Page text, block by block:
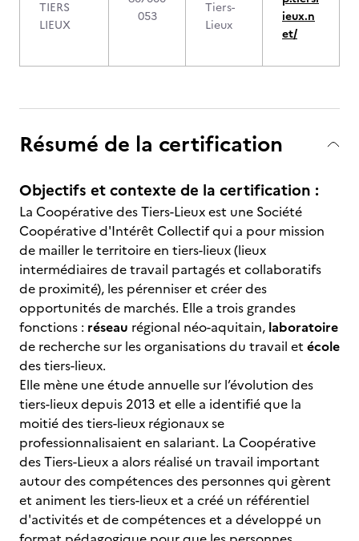
TIERS
LIEUX
053
Tiers-
Lieux
ieux.n
et/
Résumé de la certification
Objectifs et contexte de la certification :
La Coopérative des Tiers-Lieux est une Société
Coopérative d'Intérêt Collectif qui a pour mission
de mailler le territoire en tiers-lieux (lieux
intermédiaires de travail partagés et collaboratifs
de proximité), les pérenniser et créer des
opportunités de marchés. Elle a trois grandes
fonctions : réseau régional néo-aquitain, laboratoire
de recherche sur les organisations du travail et école
des tiers-lieux.
Elle mène une étude annuelle sur l’évolution des
tiers-lieux depuis 2013 et elle a identifié que la
moitié des tiers-lieux régionaux se
professionnalisaient en salariant. La Coopérative
des Tiers-Lieux a alors réalisé un travail important
autour des compétences des personnes qui gèrent
et animent les tiers-lieux et a créé un référentiel
d'activités et de compétences et a développé un